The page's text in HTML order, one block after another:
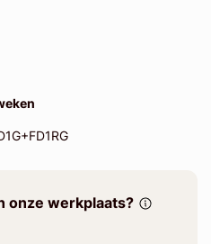
onze werkplaats?